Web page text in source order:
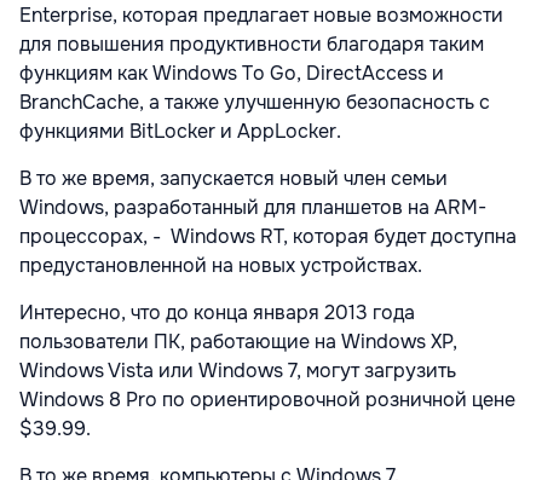
Enterprise, которая предлагает новые возможности
для повышения продуктивности благодаря таким
функциям как Windows To Go, DirectAccess и
BranchCache, а также улучшенную безопасность с
функциями BitLocker и AppLocker.
В то же время, запускается новый член семьи
Windows, разработанный для планшетов на ARM-
процессорах, - Windows RT, которая будет доступна
предустановленной на новых устройствах.
Интересно, что до конца января 2013 года
пользователи ПК, работающие на Windows XP,
Windows Vista или Windows 7, могут загрузить
Windows 8 Pro по ориентировочной розничной цене
$39.99.